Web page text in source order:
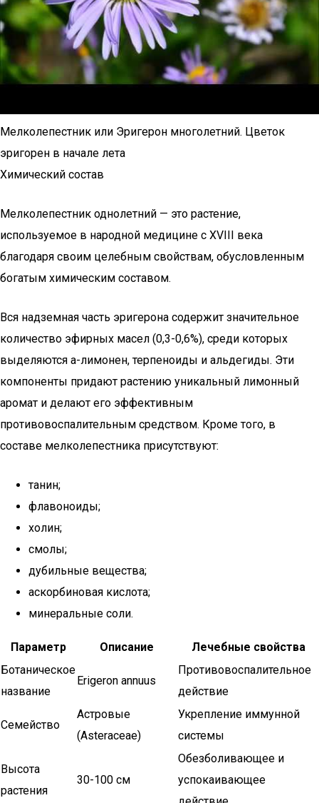
Мелколепестник или Эригерон многолетний. Цветок
эригорен в начале лета
Химический состав
Мелколепестник однолетний — это растение,
используемое в народной медицине с XVIII века
благодаря своим целебным свойствам, обусловленным
богатым химическим составом.
Вся надземная часть эригерона содержит значительное
количество эфирных масел (0,3-0,6%), среди которых
выделяются а-лимонен, терпеноиды и альдегиды. Эти
компоненты придают растению уникальный лимонный
аромат и делают его эффективным
противовоспалительным средством. Кроме того, в
составе мелколепестника присутствуют:
танин;
флавоноиды;
холин;
смолы;
дубильные вещества;
аскорбиновая кислота;
минеральные соли.
Параметр Описание
Лечебные свойства
Ботаническое
название
Erigeron annuus
Противовоспалительное
действие
Семейство
Астровые
(Asteraceae)
Укрепление иммунной
системы
Высота
растения
30-100 см
Обезболивающее и
успокаивающее